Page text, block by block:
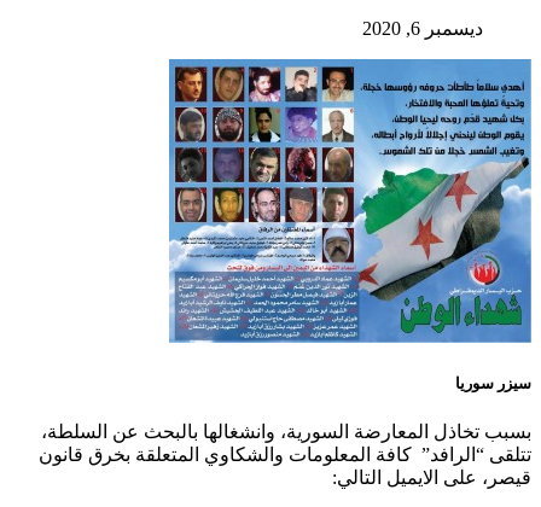
ديسمبر 6, 2020
سيزر سوريا
بسبب تخاذل المعارضة السورية، وانشغالها بالبحث عن السلطة،
تتلقى “الرافد” كافة المعلومات والشكاوي المتعلقة بخرق قانون
قيصر، على الايميل التالي: